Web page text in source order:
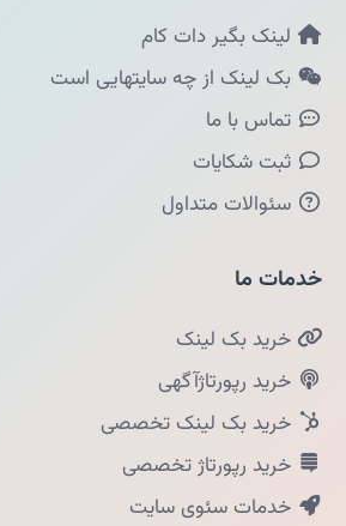
لینک بگیر دات کام
بک لینک از چه سایتهایی است
تماس با ما
ثبت شکایات
سئوالات متداول
خدمات ما
خرید بک لینک
خرید رپورتاژآگهی
خرید بک لینک تخصصی
خرید رپورتاژ تخصصی
خدمات سئوی سایت